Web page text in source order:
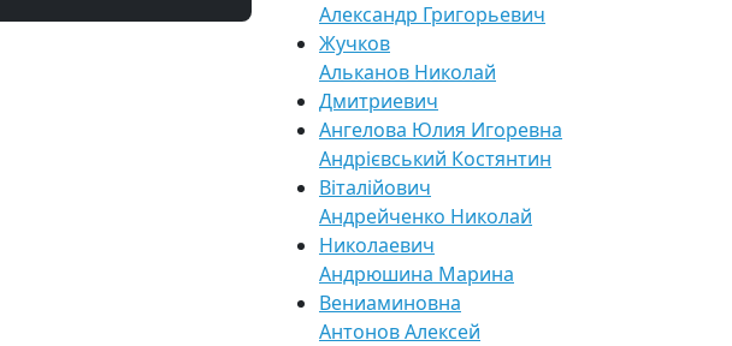
Александр Григорьевич
Жучков
Альканов Николай
Дмитриевич
Ангелова Юлия Игоревна
Андрієвський Костянтин
Віталійович
Андрейченко Николай
Николаевич
Андрюшина Марина
Вениаминовна
Антонов Алексей